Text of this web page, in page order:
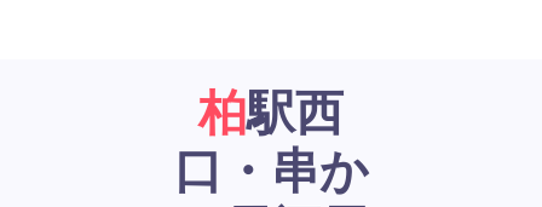
柏駅西
口・串か